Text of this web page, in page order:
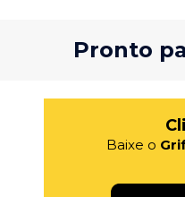
Pronto
Baixe o